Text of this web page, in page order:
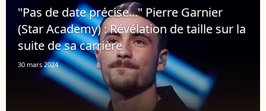
"Pas de date précise..." Pierre Garnier
(Star Academy) : Révélation de taille sur la
suite de sa carrière
30 mars 2024